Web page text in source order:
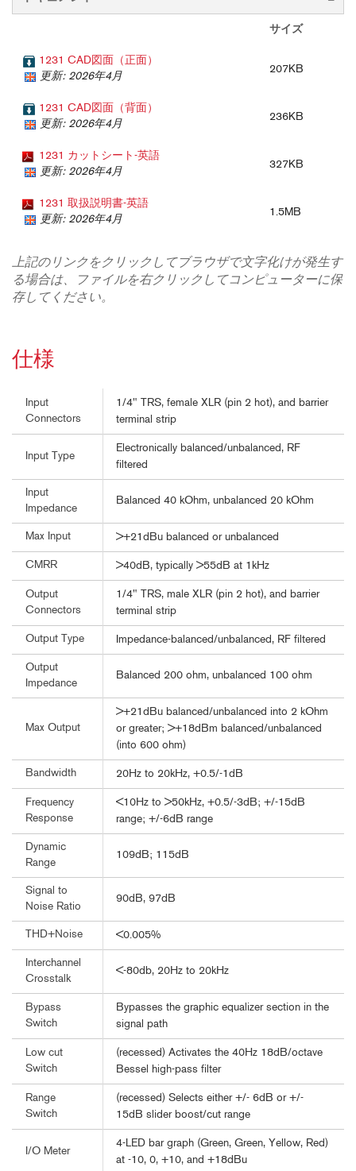
サイズ
1231 CAD図面（正面）
更新: 2026年4月
207KB
1231 CAD図面（背面）
更新: 2026年4月
236KB
1231 カットシート-英語
更新: 2026年4月
327KB
1231 取扱説明書-英語
更新: 2026年4月
1.5MB
上記のリンクをクリックしてブラウザで文字化けが発生す
る場合は、ファイルを右クリックしてコンピューターに保
存してください。
仕様
Input
Connectors
1/4" TRS, female XLR (pin 2 hot), and barrier
terminal strip
Input Type
Electronically balanced/unbalanced, RF
filtered
Input
Impedance
Balanced 40 kOhm, unbalanced 20 kOhm
Max Input >+21dBu balanced or unbalanced
CMRR >40dB, typically >55dB at 1kHz
Output
Connectors
1/4" TRS, male XLR (pin 2 hot), and barrier
terminal strip
Output Type Impedance-balanced/unbalanced, RF filtered
Output
Impedance
Balanced 200 ohm, unbalanced 100 ohm
Max Output
>+21dBu balanced/unbalanced into 2 kOhm
or greater; >+18dBm balanced/unbalanced
(into 600 ohm)
Bandwidth 20Hz to 20kHz, +0.5/-1dB
Frequency
Response
<10Hz to >50kHz, +0.5/-3dB; +/-15dB
range; +/-6dB range
Dynamic
Range
109dB; 115dB
Signal to
Noise Ratio
90dB, 97dB
THD+Noise <0.005%
Interchannel
Crosstalk
<-80db, 20Hz to 20kHz
Bypass
Switch
Bypasses the graphic equalizer section in the
signal path
Low cut
Switch
(recessed) Activates the 40Hz 18dB/octave
Bessel high-pass filter
Range
Switch
(recessed) Selects either +/- 6dB or +/-
15dB slider boost/cut range
I/O Meter
4-LED bar graph (Green, Green, Yellow, Red)
at -10, 0, +10, and +18dBu